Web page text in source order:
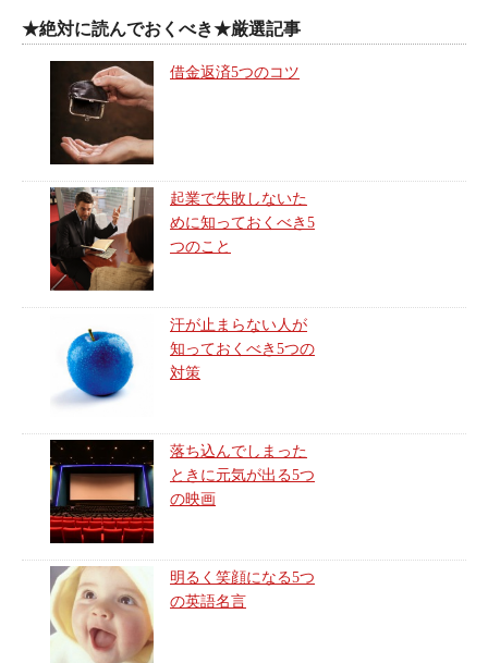
★絶対に読んでおくべき★厳選記事
借金返済5つのコツ
起業で失敗しないた
めに知っておくべき5
つのこと
汗が止まらない人が
知っておくべき5つの
対策
落ち込んでしまった
ときに元気が出る5つ
の映画
明るく笑顔になる5つ
の英語名言